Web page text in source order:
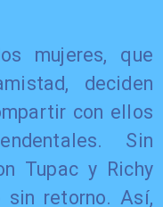
mujeres, que
deciden
con ellos
Sin
Tupac y Richy
retorno. Así,